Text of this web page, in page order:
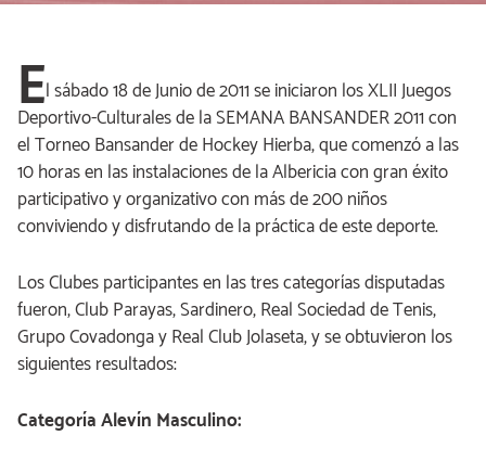
El sábado 18 de Junio de 2011 se iniciaron los XLII Juegos
Deportivo-Culturales de la SEMANA BANSANDER 2011 con
el Torneo Bansander de Hockey Hierba, que comenzó a las
10 horas en las instalaciones de la Albericia con gran éxito
participativo y organizativo con más de 200 niños
conviviendo y disfrutando de la práctica de este deporte.
Los Clubes participantes en las tres categorías disputadas
fueron, Club Parayas, Sardinero, Real Sociedad de Tenis,
Grupo Covadonga y Real Club Jolaseta, y se obtuvieron los
siguientes resultados:
Categoría Alevín Masculino: